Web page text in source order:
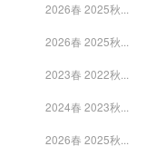
2026春 2025秋...
2026春 2025秋...
2023春 2022秋...
2024春 2023秋...
2026春 2025秋...